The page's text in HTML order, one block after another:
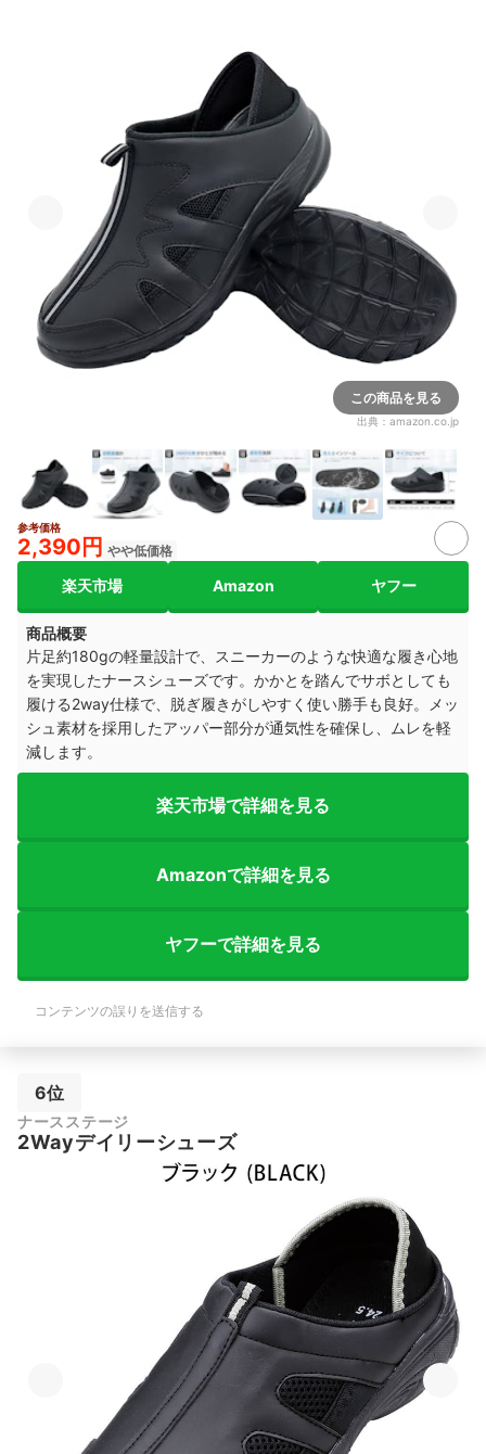
この商品を見る
出典： amazon.co.jp
参考価格
2,390円 やや低価格
楽天市場 Amazon ヤフー
商品概要
片足約180gの軽量設計で、スニーカーのような快適な履き心地
を実現したナースシューズです。かかとを踏んでサボとしても
履ける2way仕様で、脱ぎ履きがしやすく使い勝手も良好。メッ
シュ素材を採用したアッパー部分が通気性を確保し、ムレを軽
減します。
楽天市場で詳細を見る
Amazonで詳細を見る
ヤフーで詳細を見る
コンテンツの誤りを送信する
6位
ナースステージ
2Wayデイリーシューズ